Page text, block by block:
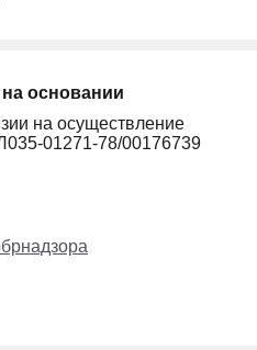
основании
на осуществление
01271-78/00176739